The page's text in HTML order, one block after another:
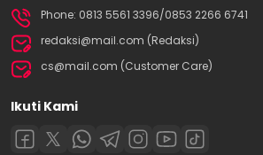
Phone: 0813 5561 3396/0853 2266 6741
redaksi@mail.com (Redaksi)
cs@mail.com (Customer Care)
Ikuti Kami